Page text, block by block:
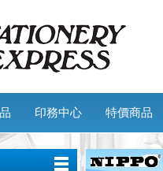
印務中心 特價商品